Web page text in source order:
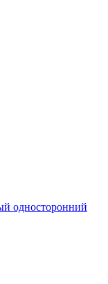
односторонний